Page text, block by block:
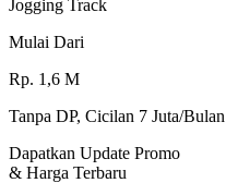
Jogging Track
Mulai Dari
Rp. 1,6 M
Tanpa DP, Cicilan 7 Juta/Bulan
Dapatkan Update Promo
& Harga Terbaru